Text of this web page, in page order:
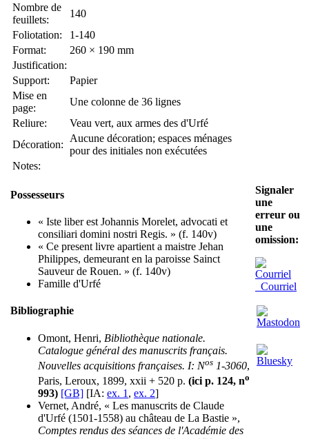
Nombre de
feuillets:
140
Foliotation:
1-140
Format:
260 × 190 mm
Justification:
Support:
Papier
Mise en
page:
Une colonne de 36 lignes
Reliure:
Veau vert, aux armes des d'Urfé
Décoration:
Aucune décoration; espaces ménages
pour des initiales non exécutées
Notes:
Possesseurs
« Iste liber est Johannis Morelet, advocati et
consiliari domini nostri Regis. » (f. 140v)
« Ce present livre apartient a maistre Jehan
Philippes, demeurant en la paroisse Sainct
Sauveur de Rouen. » (f. 140v)
Famille d'Urfé
Bibliographie
Omont, Henri, Bibliothèque nationale.
Catalogue général des manuscrits français.
Nouvelles acquisitions françaises. I: Nos 1-3060,
Paris, Leroux, 1899, xxii + 520 p. (ici p. 124, no
993) [GB] [IA: ex. 1 , ex. 2]
Vernet, André, « Les manuscrits de Claude
d'Urfé (1501-1558) au château de La Bastie »,
Comptes rendus des séances de l'Académie des
Signaler
une
erreur ou
une
omission:
Courriel